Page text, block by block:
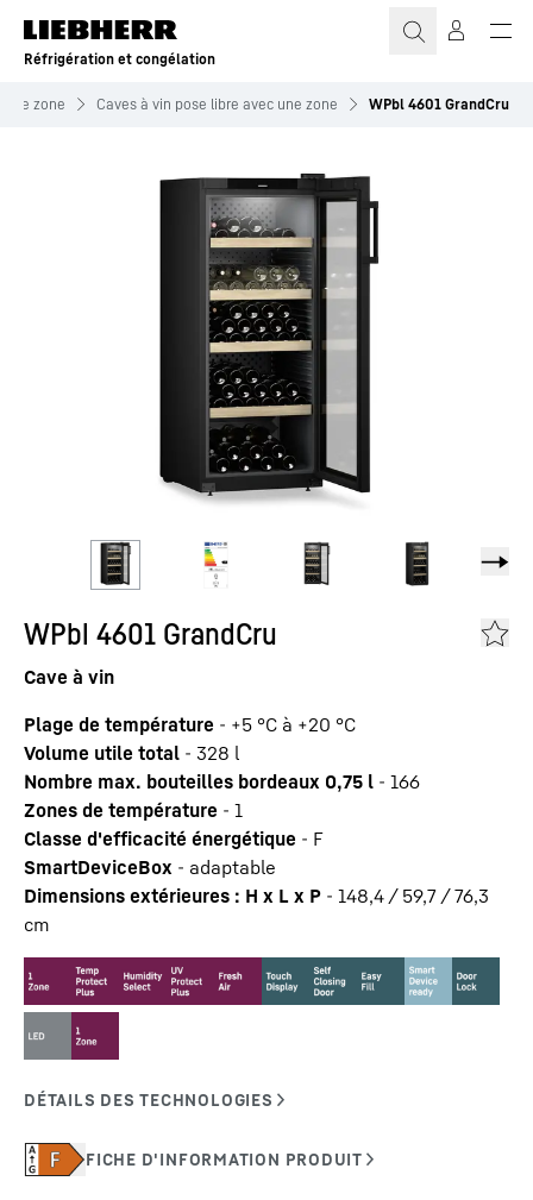
Réfrigération et congélation
une zone Caves à vin pose libre avec une zone WPbl 4601 GrandCru
WPbl 4601 GrandCru
Cave à vin
Plage de température - +5 °C à +20 °C
Volume utile total - 328 l
Nombre max. bouteilles bordeaux 0,75 l - 166
Zones de température - 1
Classe d'efficacité énergétique - F
SmartDeviceBox - adaptable
Dimensions extérieures : H x L x P - 148,4 / 59,7 / 76,3
cm